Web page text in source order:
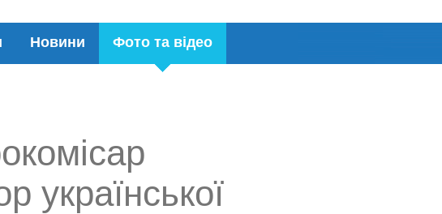
Новини Фото та відео
української